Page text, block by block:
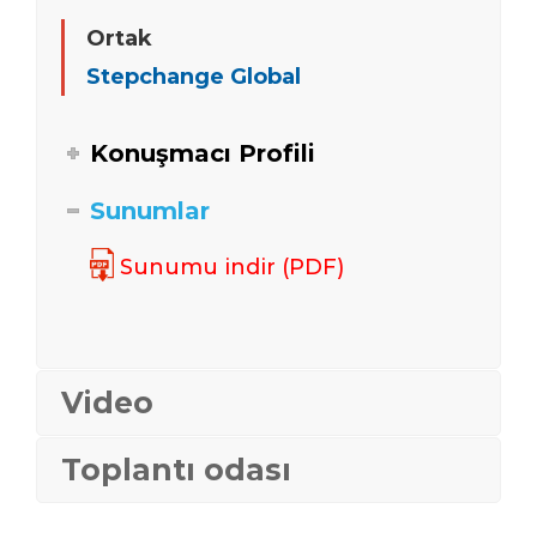
Ortak
Stepchange Global
Konuşmacı Profili
Sunumlar
Sunumu indir (PDF)
Video
Toplantı odası